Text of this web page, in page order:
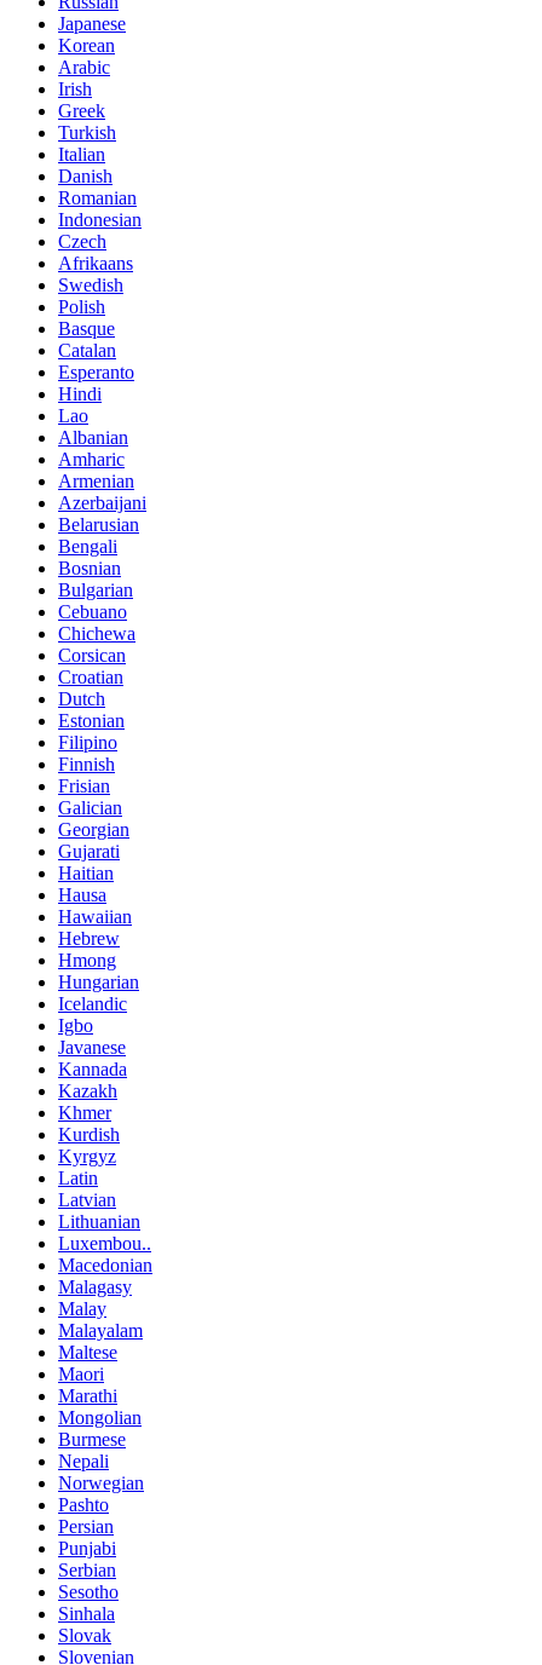
Japanese
Korean
Arabic
Irish
Greek
Turkish
Italian
Danish
Romanian
Indonesian
Czech
Afrikaans
Swedish
Polish
Basque
Catalan
Esperanto
Hindi
Lao
Albanian
Amharic
Armenian
Azerbaijani
Belarusian
Bengali
Bosnian
Bulgarian
Cebuano
Chichewa
Corsican
Croatian
Dutch
Estonian
Filipino
Finnish
Frisian
Galician
Georgian
Gujarati
Haitian
Hausa
Hawaiian
Hebrew
Hmong
Hungarian
Icelandic
Igbo
Javanese
Kannada
Kazakh
Khmer
Kurdish
Kyrgyz
Latin
Latvian
Lithuanian
Luxembou..
Macedonian
Malagasy
Malay
Malayalam
Maltese
Maori
Marathi
Mongolian
Burmese
Nepali
Norwegian
Pashto
Persian
Punjabi
Serbian
Sesotho
Sinhala
Slovak
Slovenian